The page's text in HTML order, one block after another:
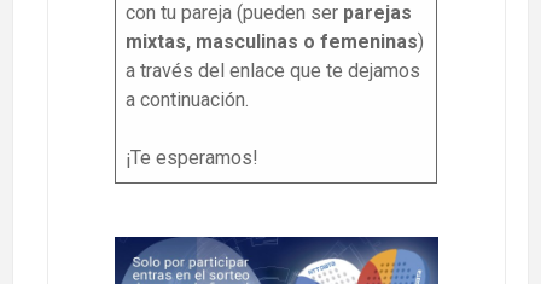
con tu pareja (pueden ser parejas
mixtas, masculinas o femeninas)
a través del enlace que te dejamos
a continuación.
¡Te esperamos!